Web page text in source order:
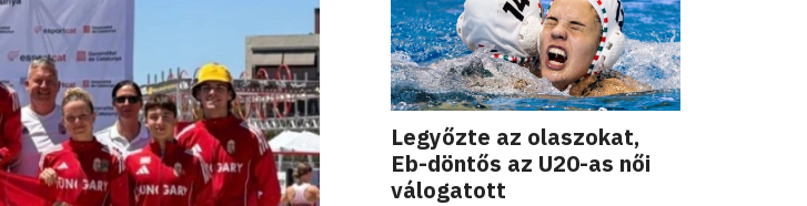
Legyőzte az olaszokat,
Eb-döntős az U20-as női
válogatott